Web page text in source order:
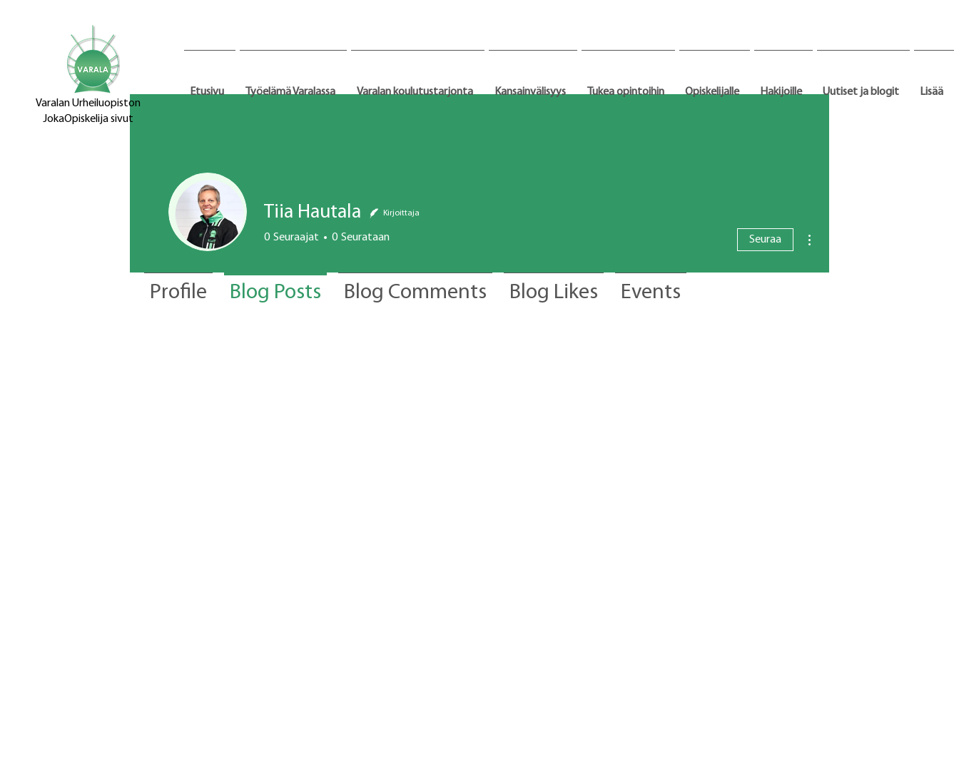
Varalan Urheiluopiston
JokaOpiskelija sivut
Etusivu Työelämä Varalassa Varalan koulutustarjonta Kansainvälisyys Tukea opintoihin Opiskelijalle Hakijoille Uutiset ja blogit Lisää
Tiia Hautala Kirjoittaja
0 Seuraajat 0 Seurataan Seuraa
Profile Blog Posts Blog Comments Blog Likes Events